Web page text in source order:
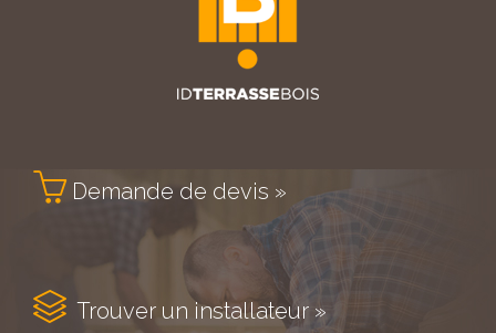
 Demande de devis »
 Trouver un installateur »